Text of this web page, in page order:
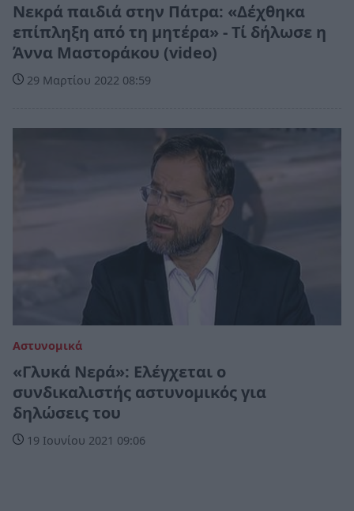
Νεκρά παιδιά στην Πάτρα: «Δέχθηκα
επίπληξη από τη μητέρα» - Τί δήλωσε η
Άννα Μαστοράκου (video)
29 Μαρτίου 2022 08:59
Αστυνομικά
«Γλυκά Νερά»: Eλέγχεται ο
συνδικαλιστής αστυνομικός για
δηλώσεις του
19 Ιουνίου 2021 09:06